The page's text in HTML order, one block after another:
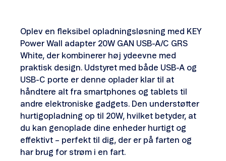
Oplev en fleksibel opladningsløsning med KEY
Power Wall adapter 20W GAN USB-A/C GRS
White, der kombinerer høj ydeevne med
praktisk design. Udstyret med både USB-A og
USB-C porte er denne oplader klar til at
håndtere alt fra smartphones og tablets til
andre elektroniske gadgets. Den understøtter
hurtigopladning op til 20W, hvilket betyder, at
du kan genoplade dine enheder hurtigt og
effektivt – perfekt til dig, der er på farten og
har brug for strøm i en fart.